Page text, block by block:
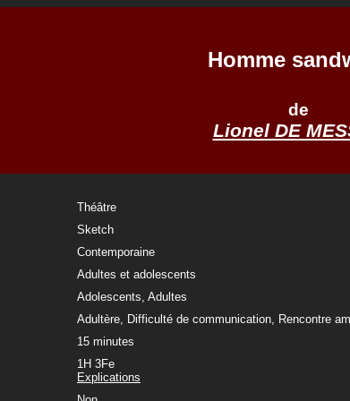
Homme
de
Lionel DE
Théâtre
Sketch
Contemporaine
Adultes et adolescents
Adolescents, Adultes
Adultère, Difficulté de communication, Rencontre
15 minutes
1H 3Fe
Explications